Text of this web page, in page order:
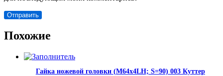
Похожие
Гайка ножевой головки (М64х4LH; S=90) 003 Куттер